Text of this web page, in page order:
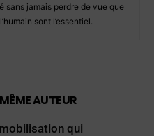
sans jamais perdre de vue que
sont l’essentiel.
AUTEUR
qui